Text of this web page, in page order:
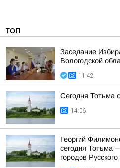
ТОП
Заседание
Вологодской
11:42
Сегодня Тотьма
14:06
Георгий
сегодня Тотьма
городов